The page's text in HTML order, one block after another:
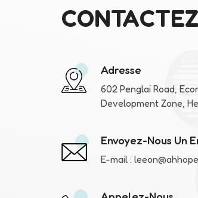
Adresse
602 Penglai Road,
Development Zone,
Envoyez-Nous Un
E-mail :